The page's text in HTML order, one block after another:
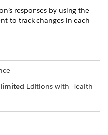
responses by using the
to track changes in each
Editions with Health